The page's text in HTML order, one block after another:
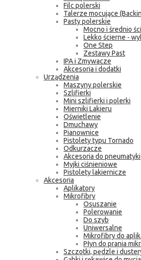
Filc polerski
Talerze mocujące
Pasty polerskie
Mocno i średnio
Lekko ścierne -
One Step
Zestawy Past
IPA i Zmywacze
Akcesoria i dodatki
Urządzenia
Maszyny polerskie
Szlifierki
Mini szlifierki i polerki
Mierniki Lakieru
Oświetlenie
Dmuchawy
Pianownice
Pistolety typu Tornado
Odkurzacze
Akcesoria do pneumatyki
Myjki ciśnieniowe
Pistolety lakiernicze
Akcesoria
Aplikatory
Mikrofibry
Osuszanie
Polerowanie
Do szyb
Uniwersalne
Mikrofibry do
Płyn do prania
Szczotki, pędzle i